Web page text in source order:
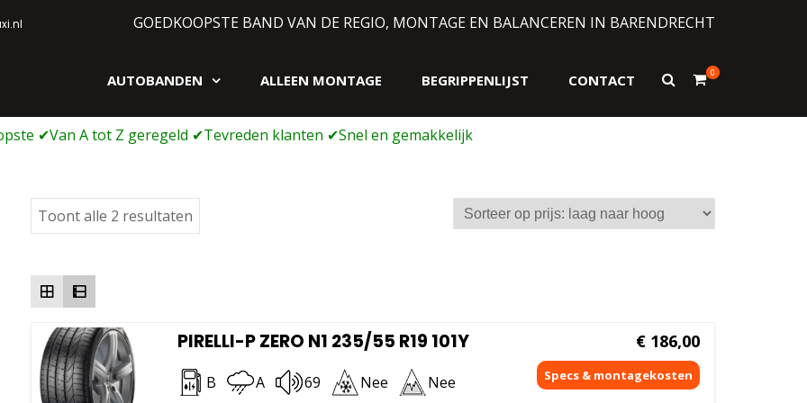
GOEDKOOPSTE BAND VAN DE REGIO, MONTAGE EN BALANCEREN IN BARENDRECHT
AUTOBANDEN ALLEEN MONTAGE BEGRIPPENLIJST CONTACT
Toon
0
Toont alle 2 resultaten
op
PIRELLI-P ZERO N1 235/55 R19 101Y
B A 69 Nee Nee
€ 186,00